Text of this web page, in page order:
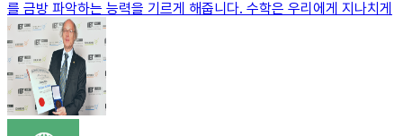
를 금방 파악하는 능력을 기르게 해줍니다. 수학은 우리에게 지나치게